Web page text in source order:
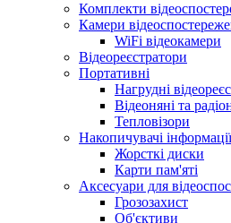
Комплекти
Камери
WiFi відеокамери
Відеореєстратори
Портативні
Нагрудні
Відеоняні та
Тепловізори
Накопичувачі інформації
Жорсткі диски
Карти пам'яті
Аксесуари для
Грозозахист
Об'єктиви